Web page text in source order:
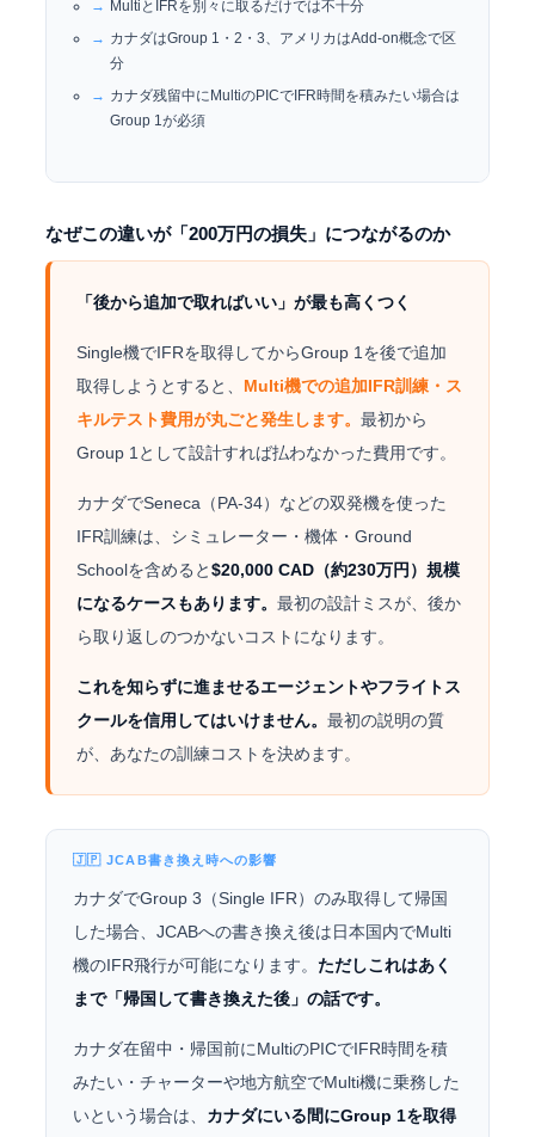
MultiとIFRを別々に取るだけでは不十分
カナダはGroup 1・2・3、アメリカはAdd-on概念で区
分
カナダ残留中にMultiのPICでIFR時間を積みたい場合は
Group 1が必須
なぜこの違いが「200万円の損失」につながるのか
「後から追加で取ればいい」が最も高くつく
Single機でIFRを取得してからGroup 1を後で追加
取得しようとすると、 Multi機での追加IFR訓練・ス
キルテスト費用が丸ごと発生します。 最初から
Group 1として設計すれば払わなかった費用です。
カナダでSeneca（PA-34）などの双発機を使った
IFR訓練は、シミュレーター・機体・Ground
Schoolを含めると$20,000 CAD（約230万円）規模
になるケースもあります。 最初の設計ミスが、後か
ら取り返しのつかないコストになります。
これを知らずに進ませるエージェントやフライトス
クールを信用してはいけません。 最初の説明の質
が、あなたの訓練コストを決めます。
🇯🇵 JCAB書き換え時への影響
カナダでGroup 3（Single IFR）のみ取得して帰国
した場合、JCABへの書き換え後は日本国内でMulti
機のIFR飛行が可能になります。 ただしこれはあく
まで「帰国して書き換えた後」の話です。
カナダ在留中・帰国前にMultiのPICでIFR時間を積
みたい・チャーターや地方航空でMulti機に乗務した
いという場合は、 カナダにいる間にGroup 1を取得